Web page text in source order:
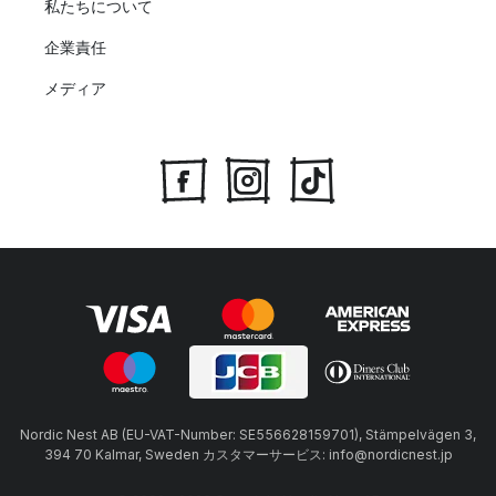
私たちについて
企業責任
メディア
Nordic Nest AB (EU-VAT-Number: SE556628159701), Stämpelvägen 3,
394 70 Kalmar, Sweden カスタマーサービス: info@nordicnest.jp